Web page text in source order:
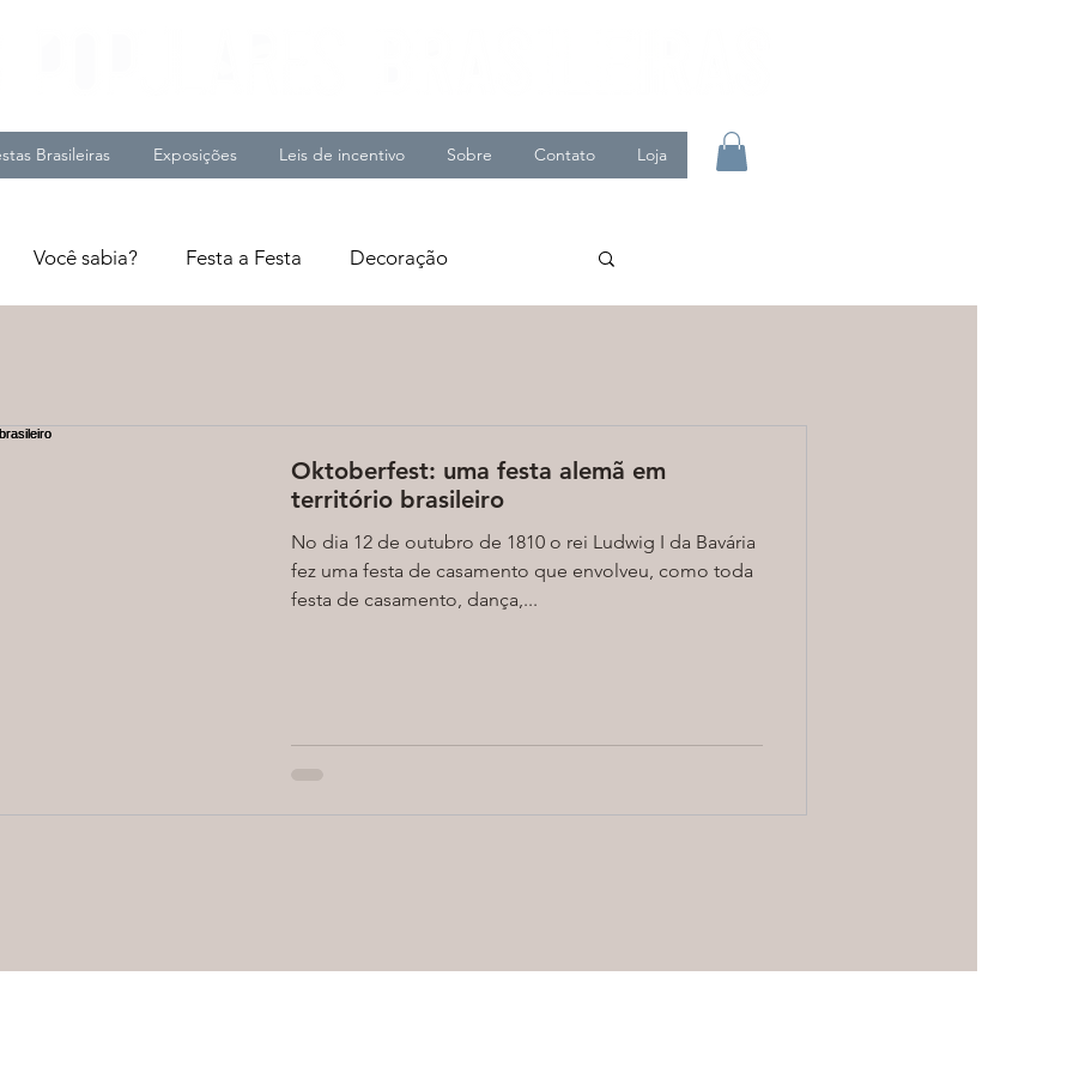
Brasileiras Exposições Leis de incentivo Sobre Contato Loja
Você sabia? Festa a Festa Decoração
Oktoberfest: uma festa alemã em
território brasileiro
No dia 12 de outubro de 1810 o rei Ludwig I da Bavária
fez uma festa de casamento que envolveu, como toda
festa de casamento, dança,...